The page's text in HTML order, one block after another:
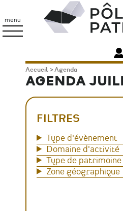
contenu
principal
menu
Patrimoine
Fil
d'Ariane
Accueil Agenda
AGENDA
FILTRES
Type d'évènement
Domaine d'activité
Type de patrimoine
Zone géographique